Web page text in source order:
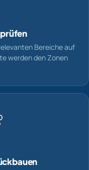
Bereiche auf
werden den Zonen